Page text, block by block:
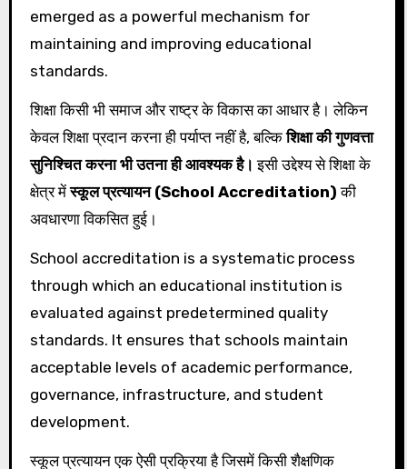
emerged as a powerful mechanism for
maintaining and improving educational
standards.
शिक्षा किसी भी समाज और राष्ट्र के विकास का आधार है। लेकिन
केवल शिक्षा प्रदान करना ही पर्याप्त नहीं है, बल्किशिक्षा की गुणवत्ता
सुनिश्चित करना भी उतना ही आवश्यक है। इसी उद्देश्य से शिक्षा के
क्षेत्र मेंस्कूल प्रत्यायन (School Accreditation) की
अवधारणा विकसित हुई।
School accreditation is a systematic process
through which an educational institution is
evaluated against predetermined quality
standards. It ensures that schools maintain
acceptable levels of academic performance,
governance, infrastructure, and student
development.
स्कूल प्रत्यायन एक ऐसी प्रक्रिया है जिसमें किसी शैक्षणिक